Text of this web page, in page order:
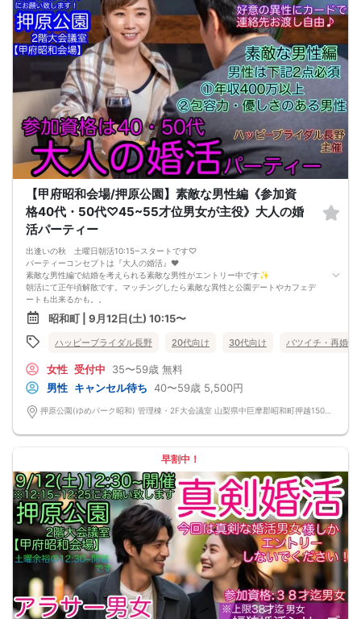
★マッチングした方同士だけ直接連絡先交換OK
アタックカード[連絡先記入OK]を渡すのはOKです！
※孤立を招くフリータイム無し
※1巡長めor2巡廻り方式開催(当日に参加人数により判断)
【注意事項】
@服装自由♪
@飲食→無し/ミネラルウォーターorお茶のみ1本サービス♪
@現在の人数のお問い合わせは、ルールにて回答出来ないのでご遠慮下さい
@募集人数 MAX12対12締切/最少催行人数2対2以上(疲れない90分目安の運営/最
大2H以内)
※男女比率±2名以内調整・異常な男女比率は御座いません
@中止判断タイミング→イベント当日正午12:00に最少催行人数に達して居ない場
合
【キャンセル規約】
注意事項→オミカレシステム上、よくある「誤って予約した」「予約後すぐにキ
ャンセルした」の理由でもキャンセル料対象だとキャンセル料が発生します。お
間違いがないか日程を今一度ご確認のうえエントリーして下さい
★男性キャンセル規約★
予約後のキャンセルは予約した時点より下記のキャンセル料が発生します
イベント前日3000円/当日5000円
★女性キャンセル規約★
予約後のキャンセルはイベント開催日の3日前迄はキャンセル料無料【例:日曜の
パーティ予約→木曜PM23:59迄は無料】
※女性初参加者様へ→初参加(当社参加履歴無し)よりキャンセルの場合は無料キャ
ンセル期間でもキャンセル料1500円
イベント2日前・前日2000円/当日3000円
【甲府昭和会場/押原公園】素敵な男性編《参加資
格40代・50代♡45~55才位男女が主役》大人の婚
活パーティー
出逢いの秋 土曜日朝活10:15~スタートです♡
パーティーコンセプトは『大人の婚活』❤️
素敵な男性編で結婚を考えられる素敵な男性がエントリー中です✨
朝活にて正午頃解散です。マッチングしたら素敵な異性と公園デートやカフェデ
ートも出来るかも。。
貸切大会場で素敵なご縁を見つけてください♪
1人参加率97% 服装自由♪ 連絡先カードでお渡し自由(枚数制限無し)
お気軽婚活パーティー 気楽な気持ちでご参加ください！
【参加資格】40代・50代男女
@男性45~57歳位/女性40~57歳位 が主役♡ ※上限59歳迄
※婚歴は問いません(初婚・再婚希望共に参加OK)
男性素敵な男性編 男性は以下2点必須
①年収400万以上②包容力・優しさのある男性
【女性に安心ルール】
女性応援キャンペーン→早割①にて0円ご招待の特別参加費♪(早割②500円・当
日1000円と上がります)
【甲府昭和会場】
甲府昭和中心部 100台以上駐車可/大型無料駐車場完備の『押原公園』貸切イベ
ントルーム開催
「サッカー協会」と書いてある、公園敷地内の管理棟・会館2階の大会議にて開催
毎回マッチング多数出てます♡幸せ会場 押原公園✨
【注意事項】
@飲食→無し/ミネラルウォーターorお茶のみ1本サービスご提供♪
参加賞にて全員にスイーツ1品おやつプレゼント♪
@現在の人数のお問い合わせは、ルールにて回答出来ないのでご遠慮下さい
@MAX12対12締切/最少催行人数2対2以上(疲れない90分目安開催/最大2H以内終
昭和町 | 9月12日(土) 10:15〜
ハッピーブライダル長野 20代向け 30代向け バツイチ・再婚
女性 受付中 35〜59歳 無料
男性 キャンセル待ち 40〜59歳 5,500円
押原公園(ゆめパーク昭和) 管理棟・2F大会議室 山梨県中巨摩郡昭和町押越1500-1
早割中！